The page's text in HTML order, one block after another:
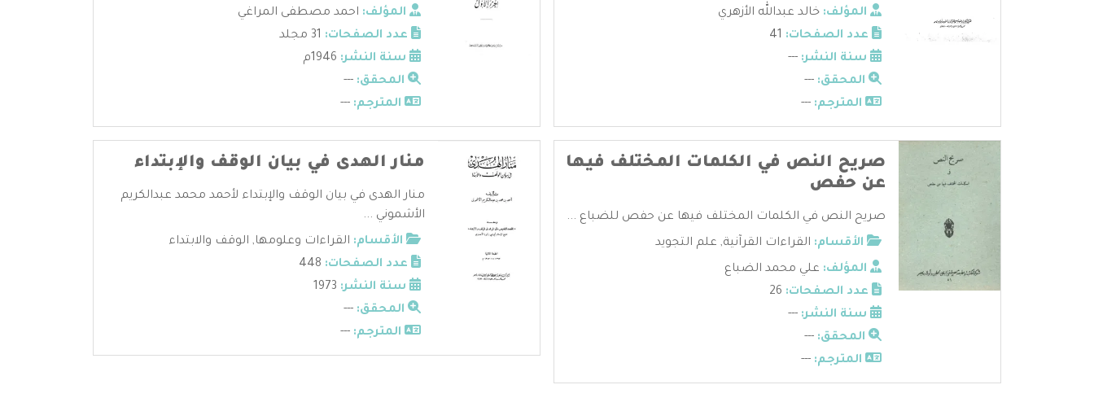
المؤلف: خالد عبدالله الأزهري
عدد الصفحات:
سنة النشر: ---
المحقق: ---
المترجم: ---
المؤلف: احمد مصطفى المراغي
عدد الصفحات:
سنة النشر:
المحقق: ---
المترجم: ---
صريح النص في الكلمات المختلف فيها
عن حفص
صريح النص في الكلمات المختلف فيها عن حفص للضباع ...
الأقسام: القراءات القرآنية, علم التجويد
المؤلف: علي محمد الضباع
عدد الصفحات:
سنة النشر: ---
المحقق: ---
المترجم: ---
منار الهدى في بيان الوقف والإبتداء
منار الهدى في بيان الوقف والإبتداء لأحمد محمد عبدالكريم
الأشموني ...
الأقسام: القراءات وعلومها, الوقف والابتداء
عدد الصفحات:
سنة النشر:
المحقق: ---
المترجم: ---